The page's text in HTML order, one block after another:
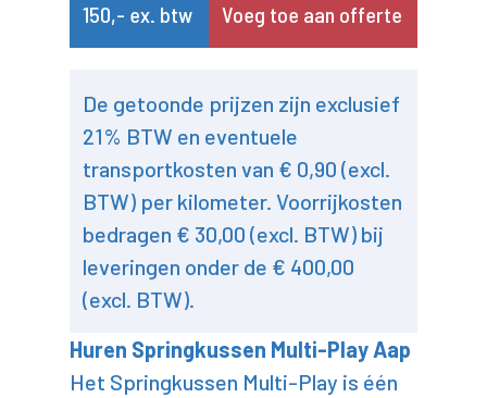
150,- ex. btw Voeg toe aan offerte
De getoonde prijzen zijn exclusief
21% BTW en eventuele
transportkosten van € 0,90 (excl.
BTW) per kilometer. Voorrijkosten
bedragen € 30,00 (excl. BTW) bij
leveringen onder de € 400,00
(excl. BTW).
Huren Springkussen Multi-Play Aap
Het Springkussen Multi-Play is één